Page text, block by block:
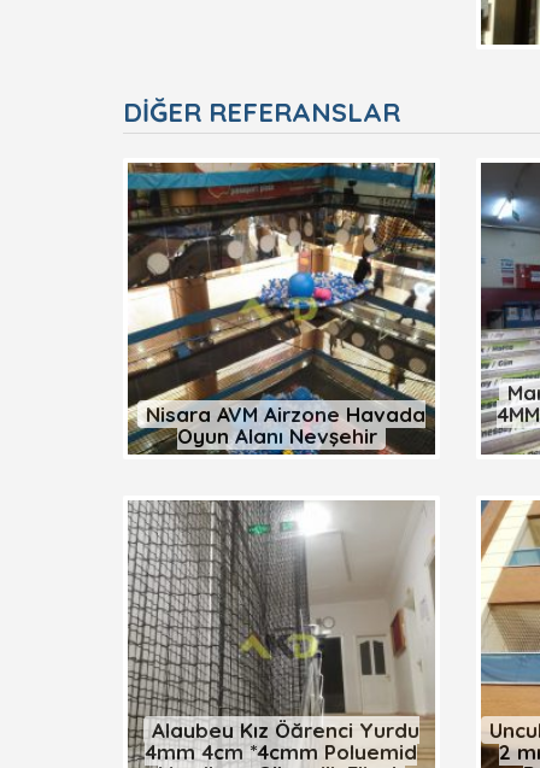
DIĞER REFERANSLAR
Nisara AVM Airzone Havada
Oyun Alanı Nevşehir
Alaybey Kız Öğrenci Yurdu
4mm 4cm *4cmm Polyemid
2